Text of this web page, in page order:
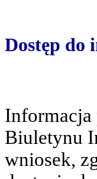
Dostęp do
Informacja
Biuletynu
wniosek,